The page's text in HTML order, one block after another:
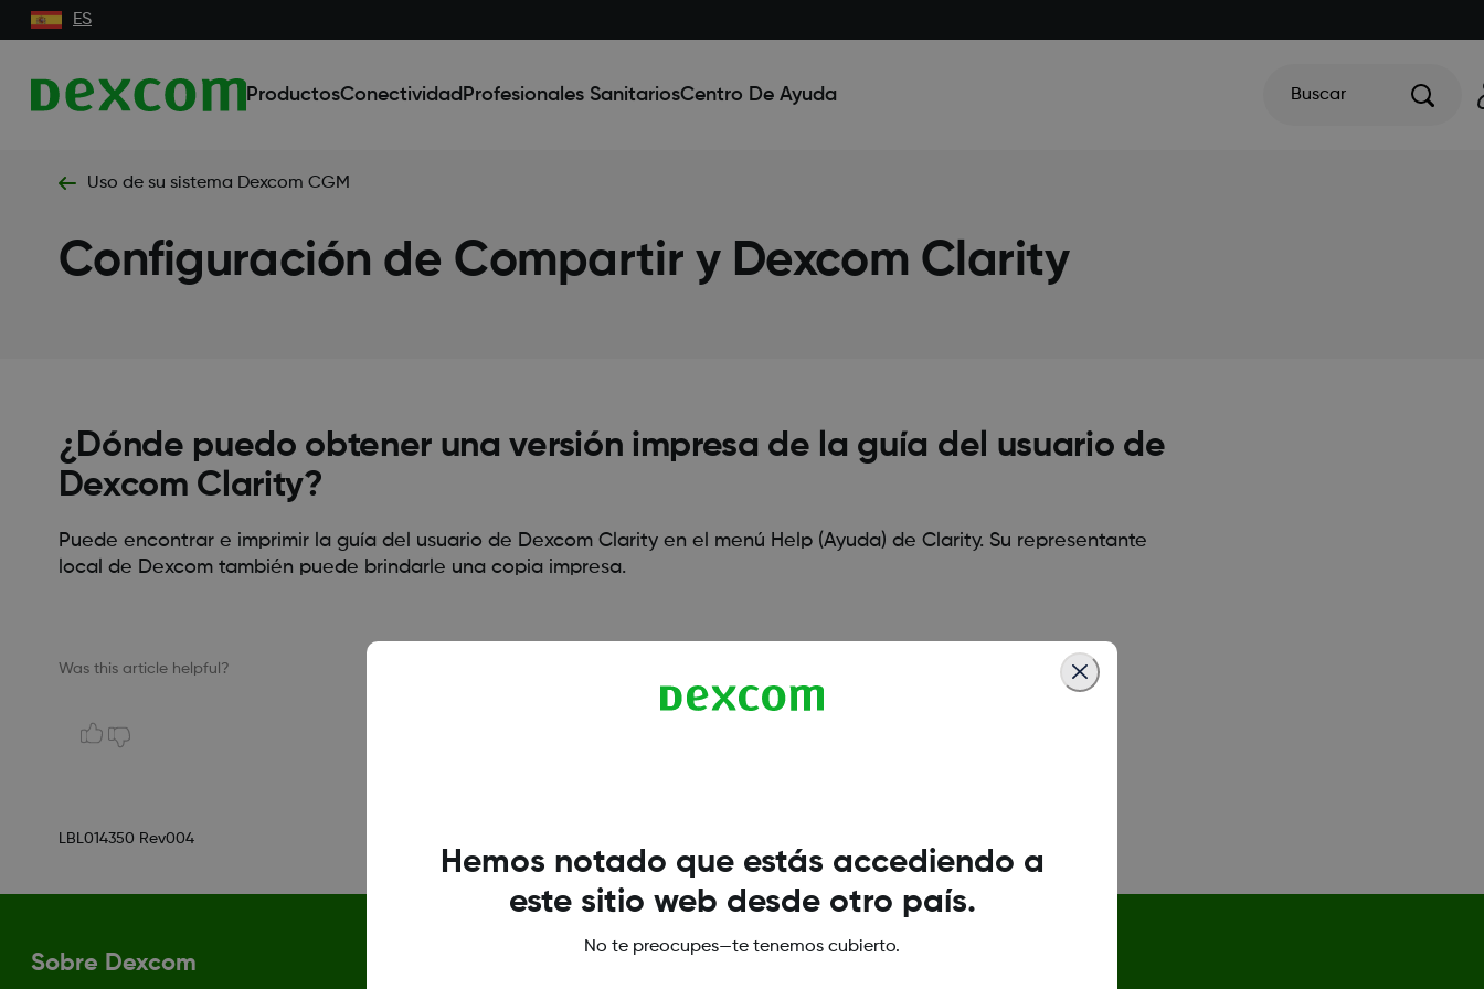
ES
ProductosConectividad Profesionales SanitariosCentro De Ayuda Buscar
Uso de su sistema Dexcom CGM
Configuración de Compartir y Dexcom Clarity
¿Dónde puedo obtener una versión impresa de la guía del usuario de
Dexcom Clarity?
Puede encontrar e imprimir la guía del usuario de Dexcom Clarity en el menú Help (Ayuda) de Clarity. Su representante
local de Dexcom también puede brindarle una copia impresa.
Was this article helpful?
LBL014350 Rev004
Sobre Dexcom
Hemos notado que estás accediendo a
este sitio web desde otro país.
No te preocupes—te tenemos cubierto.